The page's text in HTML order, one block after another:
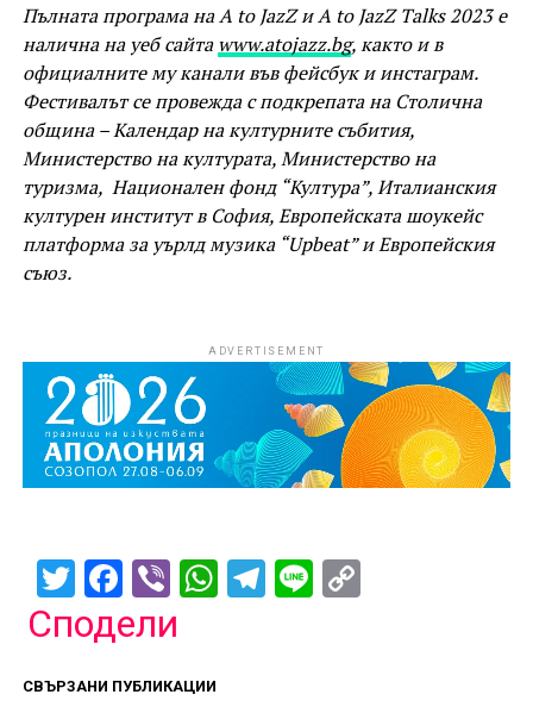
Пълната програма на A to JazZ и A to JazZ Talks 2023 е
налична на уеб сайтаwww.atojazz.bg, както и в
официалните му канали във фейсбук и инстаграм.
Фестивалът се провежда с подкрепата на Столична
община – Календар на културните събития,
Министерство на културата, Министерство на
туризма, Национален фонд “Култура”, Италианския
културен институт в София, Европейската шоукейс
платформа за уърлд музика “Upbeat” и Европейския
съюз.
ADVERTISEMENT
Twitter
Facebook
ViberWhatsApp
Telegram
LineCopy
Сподели
СВЪРЗАНИ ПУБЛИКАЦИИ